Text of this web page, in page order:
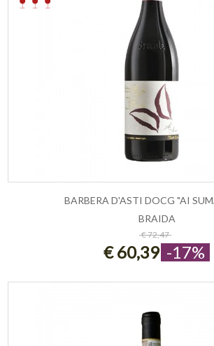
ESAURITO
BARBERA D'ASTI DOCG "AI
BRAIDA
€ 72,47
€ 60,39 -17%